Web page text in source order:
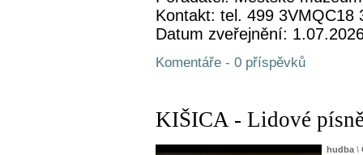
Kontakt: tel. 499 3VMQC18
Datum zveřejnění:
Komentáře - 0 příspěvků
KIŠICA - Lidové
hudba \